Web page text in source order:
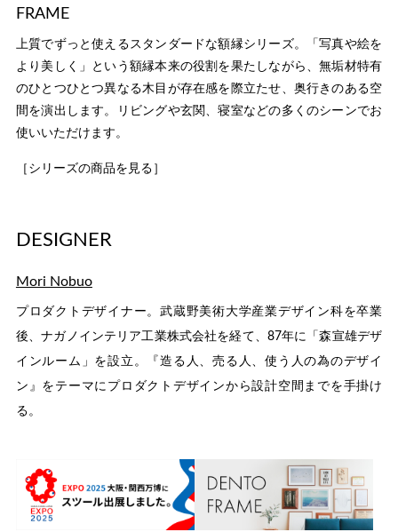
FRAME
上質でずっと使えるスタンダードな額縁シリーズ。「写真や絵を
より美しく」という額縁本来の役割を果たしながら、無垢材特有
のひとつひとつ異なる木目が存在感を際立たせ、奥行きのある空
間を演出します。リビングや玄関、寝室などの多くのシーンでお
使いいただけます。
［シリーズの商品を見る］
DESIGNER
Mori Nobuo
プロダクトデザイナー。武蔵野美術大学産業デザイン科を卒業
後、ナガノインテリア工業株式会社を経て、87年に「森宣雄デザ
インルーム」を設立。『造る人、売る人、使う人の為のデザイ
ン』をテーマにプロダクトデザインから設計空間までを手掛け
る。